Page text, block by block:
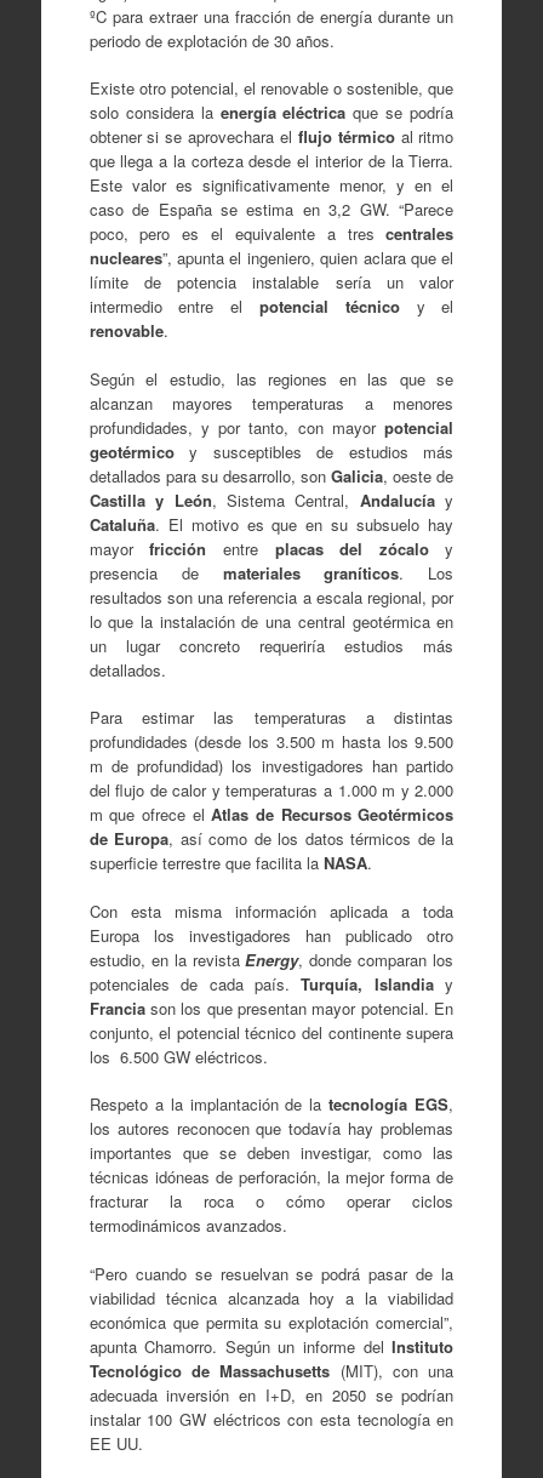
ºC para extraer una fracción de energía durante un
periodo de explotación de 30 años.
Existe otro potencial, el renovable o sostenible, que
solo considera la energía eléctrica que se podría
obtener si se aprovechara el flujo térmicoal ritmo
que llega a la corteza desde el interior de la Tierra.
Este valor es significativamente menor, y en el
caso de España se estima en 3,2 GW. “Parece
poco, pero es el equivalente a trescentrales
nucleares”, apunta el ingeniero, quien aclara que el
límite de potencia instalable sería un valor
intermedio entre el potencial técnicoy el
renovable.
Según el estudio, las regiones en las que se
alcanzan mayores temperaturas a menores
profundidades, y por tanto, con mayorpotencial
geotérmicoy susceptibles de estudios más
detallados para su desarrollo, sonGalicia, oeste de
Castilla y León, Sistema Central, Andalucíay
Cataluña. El motivo es que en su subsuelo hay
mayorfricción entre placas del zócaloy
presencia de materiales graníticos. Los
resultados son una referencia a escala regional, por
lo que la instalación de una central geotérmica en
un lugar concreto requeriría estudios más
detallados.
Para estimar las temperaturas a distintas
profundidades (desde los 3.500 m hasta los 9.500
m de profundidad) los investigadores han partido
del flujo de calor y temperaturas a 1.000 m y 2.000
m que ofrece elAtlas de Recursos Geotérmicos
de Europa, así como de los datos térmicos de la
superficie terrestre que facilita la NASA.
Con esta misma información aplicada a toda
Europa los investigadores han publicado otro
estudio, en la revistaEnergy, donde comparan los
potenciales de cada país.Turquía, Islandiay
Franciason los que presentan mayor potencial. En
conjunto, el potencial técnico del continente supera
los 6.500 GW eléctricos.
Respeto a la implantación de latecnología EGS,
los autores reconocen que todavía hay problemas
importantes que se deben investigar, como las
técnicas idóneas de perforación, la mejor forma de
fracturar la roca o cómo operar ciclos
termodinámicos avanzados.
“Pero cuando se resuelvan se podrá pasar de la
viabilidad técnica alcanzada hoy a la viabilidad
económica que permita su explotación comercial”,
apunta Chamorro. Según un informe delInstituto
Tecnológico de Massachusetts (MIT), con una
adecuada inversión en I+D, en 2050 se podrían
instalar 100 GW eléctricos con esta tecnología en
EE UU.